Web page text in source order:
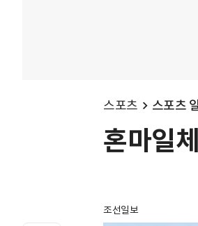
스포츠 스포츠
혼마일체
조선일보